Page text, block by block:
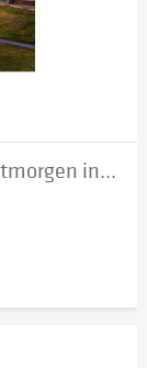
in...